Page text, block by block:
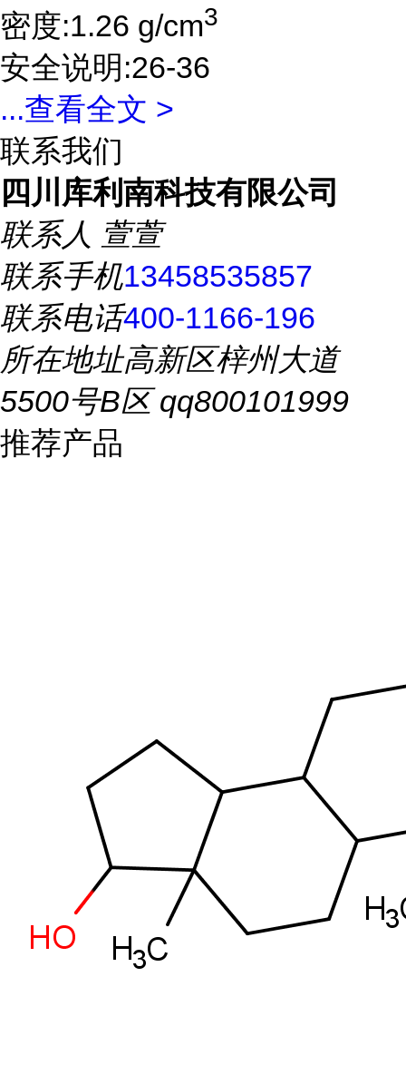
密度:1.26 g/cm3
安全说明:26-36
...查看全文 >
联系我们
四川库利南科技有限公司
联系人 萱萱
联系手机13458535857
联系电话400-1166-196
所在地址高新区梓州大道
5500号B区 qq800101999
推荐产品